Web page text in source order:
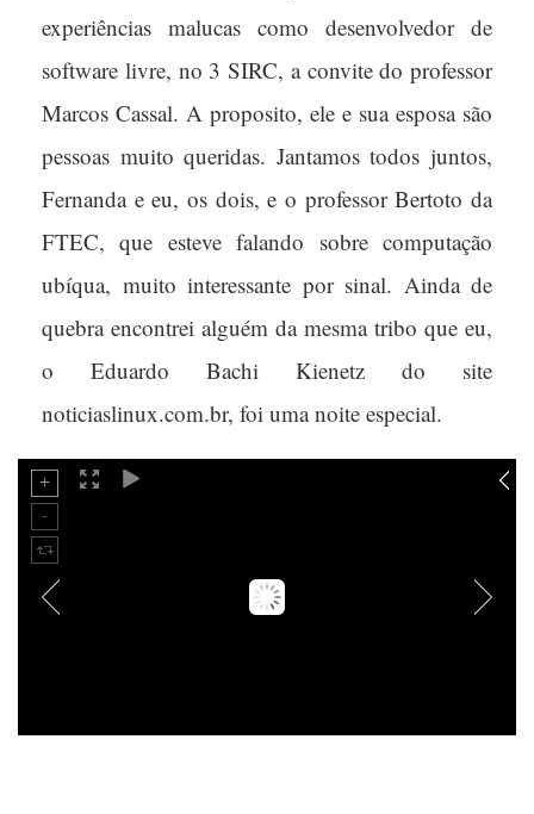
experiências malucas como desenvolvedor de
software livre, no 3 SIRC, a convite do professor
Marcos Cassal. A proposito, ele e sua esposa são
pessoas muito queridas. Jantamos todos juntos,
Fernanda e eu, os dois, e o professor Bertoto da
FTEC, que esteve falando sobre computação
ubíqua, muito interessante por sinal. Ainda de
quebra encontrei alguém da mesma tribo que eu,
o Eduardo Bachi Kienetz do site
noticiaslinux.com.br, foi uma noite especial.